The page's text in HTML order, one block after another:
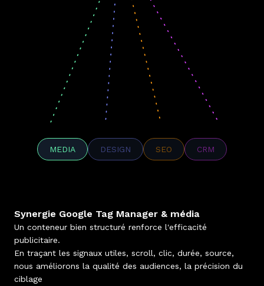
MEDIA DESIGN SEO CRM
Synergie Google Tag Manager & média
Un conteneur bien structuré renforce l'efficacité
publicitaire.
En traçant les signaux utiles, scroll, clic, durée, source,
nous améliorons la qualité des audiences, la précision du
ciblage